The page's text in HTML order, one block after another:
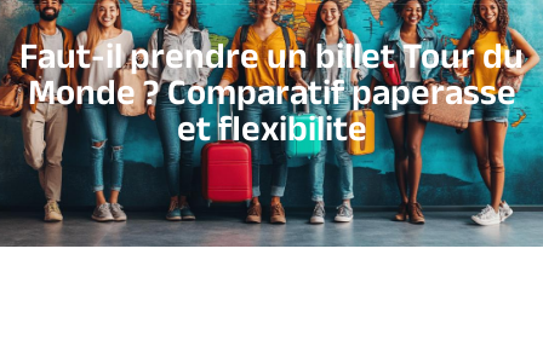
Faut-il prendre un billet Tour du
Monde ? Comparatif paperasse
et flexibilite